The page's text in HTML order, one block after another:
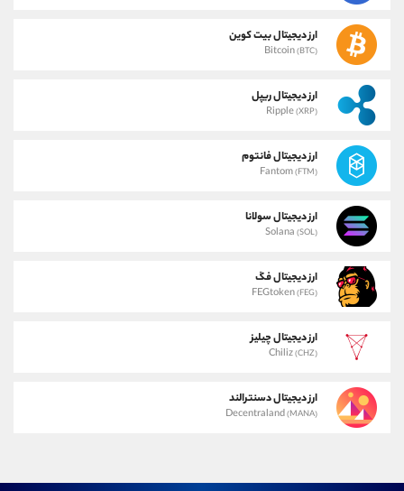
ارز دیجیتال بیت کوین
Bitcoin(BTC)
ارز دیجیتال ریپل
Ripple(XRP)
ارز دیجیتال فانتوم
Fantom(FTM)
ارز دیجیتال سولانا
Solana (SOL)
ارز دیجیتال فگ
FEGtoken(FEG)
ارز دیجیتال چیلیز
Chiliz(CHZ)
ارز دیجیتال دسنترالند
Decentraland(MANA)